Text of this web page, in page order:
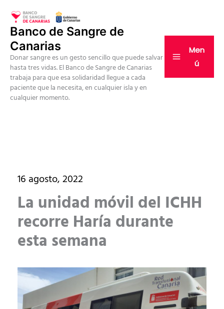
contenido
Banco de Sangre de
Canarias
Donar sangre es un gesto sencillo que puede salvar
hasta tres vidas. El Banco de Sangre de Canarias
trabaja para que esa solidaridad llegue a cada
paciente que la necesita, en cualquier isla y en
cualquier momento.
Men
ú
16 agosto, 2022
La unidad móvil del ICHH
recorre Haría durante
esta semana